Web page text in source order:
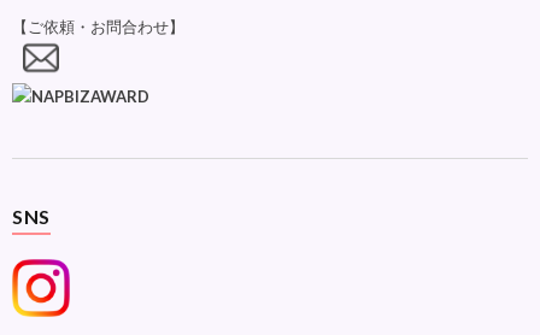
【ご依頼・お問合わせ】
SNS